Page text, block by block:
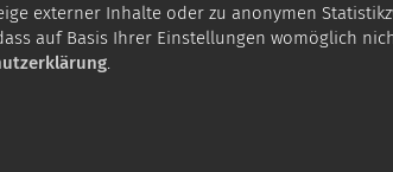
externer Inhalte oder zu anonymen
auf Basis Ihrer Einstellungen womöglich
.